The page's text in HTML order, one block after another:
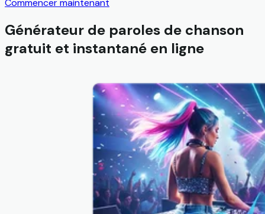
Commencer maintenant
Générateur de paroles de chanson
gratuit et instantané en ligne